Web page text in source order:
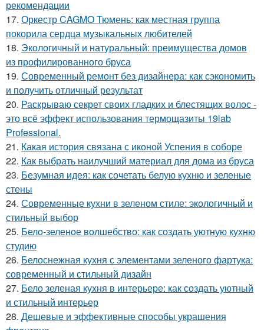
рекомендации
17. Оркестр CAGMO Тюмень: как местная группа
покорила сердца музыкальных любителей
18. Экологичный и натуральный: преимущества домов
из профилированного бруса
19. Современный ремонт без дизайнера: как сэкономить
и получить отличный результат
20. Раскрываю секрет своих гладких и блестящих волос -
это всё эффект использования термощазиты 19lab
Professional.
21. Какая история связана с иконой Успения в соборе
22. Как выбрать наилучший материал для дома из бруса
23. Безумная идея: как сочетать белую кухню и зеленые
стены
24. Современные кухни в зеленом стиле: экологичный и
стильный выбор
25. Бело-зеленое волшебство: как создать уютную кухню
студию
26. Белоснежная кухня с элементами зеленого фартука:
современный и стильный дизайн
27. Бело зеленая кухня в интерьере: как создать уютный
и стильный интерьер
28. Дешевые и эффективные способы украшения